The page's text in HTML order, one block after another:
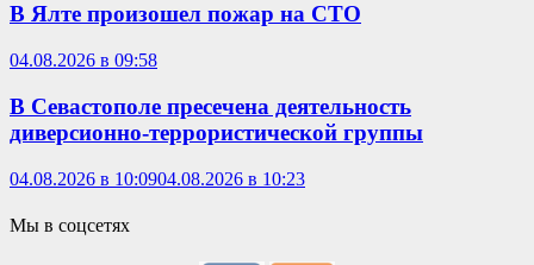
В Ялте произошел пожар на СТО
04.08.2026 в 09:58
В Севастополе пресечена деятельность
диверсионно-террористической группы
04.08.2026 в 10:0904.08.2026 в 10:23
Мы в соцсетях